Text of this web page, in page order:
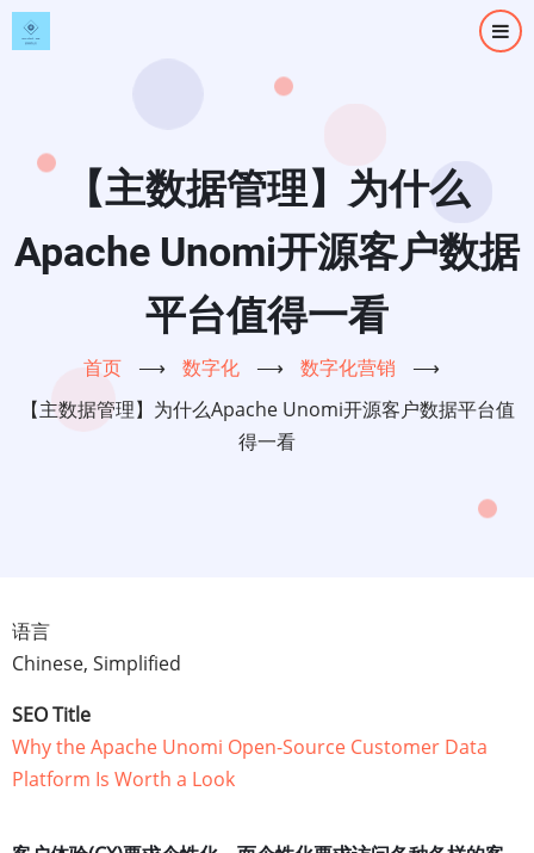
跳
转
【主数据管理】为什么
Apache Unomi开源客户数据
平台值得一看
首页 ⟶ 数字化 ⟶ 数字化营销
⟶
【主数据管理】为什么Apache Unomi开源客户数据平台值
得一看
语言
Chinese, Simplified
SEO Title
Why the Apache Unomi Open-Source Customer Data
Platform Is Worth a Look